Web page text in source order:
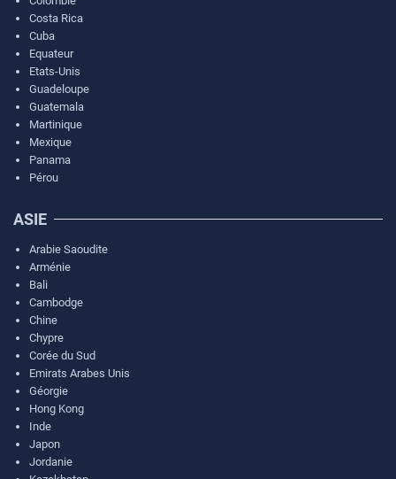
Costa Rica
Cuba
Equateur
Etats-Unis
Guadeloupe
Guatemala
Martinique
Mexique
Panama
Pérou
ASIE
Arabie Saoudite
Arménie
Bali
Cambodge
Chine
Chypre
Corée du Sud
Emirats Arabes Unis
Géorgie
Hong Kong
Inde
Japon
Jordanie